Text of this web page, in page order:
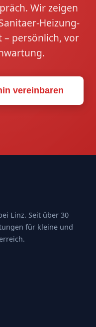
Wir zeigen
Heizung-
persönlich, vor
vereinbaren
Linz. Seit über 30
für kleine und